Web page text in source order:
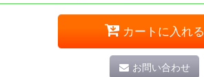
カートに入れる
お問い合わせ